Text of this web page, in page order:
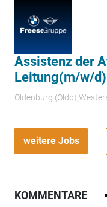
Assistenz der
Leitung(m/w/
Oldenburg
weitere Jobs
KOMMENTARE